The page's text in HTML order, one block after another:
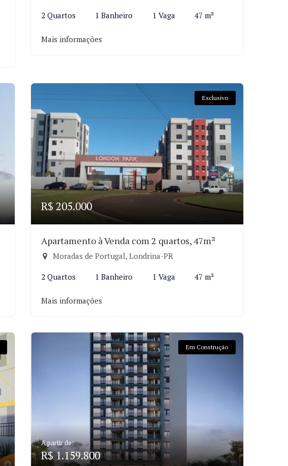
2 Quartos 1 Banheiro 1 Vaga 47 m²
Mais informações
Exclusivo
R$ 205.000
Apartamento à Venda com 2 quartos, 47m²
Moradas de Portugal, Londrina-PR
2 Quartos 1 Banheiro 1 Vaga 47 m²
Mais informações
Em Construção
A partir de:
R$ 1.159.800